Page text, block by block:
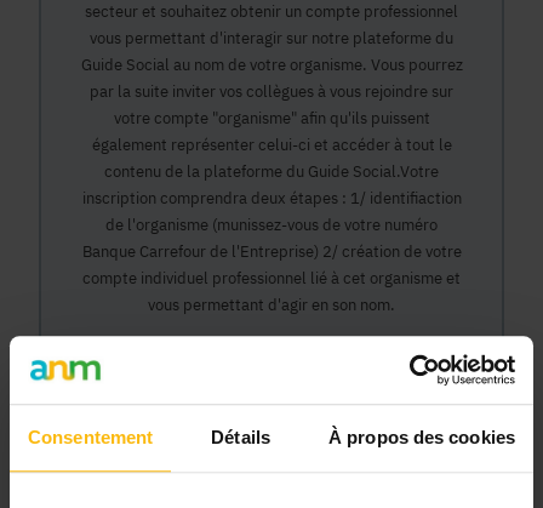
Consentement Détails À propos des cookies
secteur et souhaitez obtenir un compte professionnel
vous permettant d'interagir sur notre plateforme du
Guide Social au nom de votre organisme. Vous pourrez
par la suite inviter vos collègues à vous rejoindre sur
votre compte "organisme" afin qu'ils puissent
également représenter celui-ci et accéder à tout le
contenu de la plateforme du Guide Social.Votre
inscription comprendra deux étapes : 1/ identifiaction
de l'organisme (munissez-vous de votre numéro
Banque Carrefour de l'Entreprise) 2/ création de votre
compte individuel professionnel lié à cet organisme et
vous permettant d'agir en son nom.